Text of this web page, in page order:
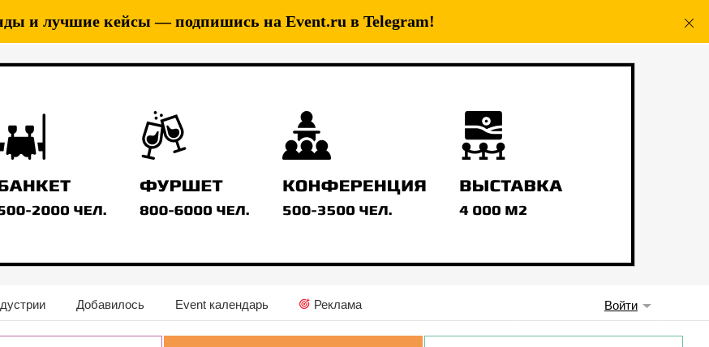
и лучшие кейсы — подпишись на Event.ru в Telegram!
Добавилось Event календарь Реклама Войти